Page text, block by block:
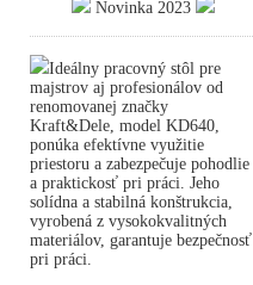
Novinka 2023
Ideálny pracovný stôl pre
majstrov aj profesionálov od
renomovanej značky
Kraft&Dele, model KD640,
ponúka efektívne využitie
priestoru a zabezpečuje pohodlie
a praktickosť pri práci. Jeho
solídna a stabilná konštrukcia,
vyrobená z vysokokvalitných
materiálov, garantuje bezpečnosť
pri práci.